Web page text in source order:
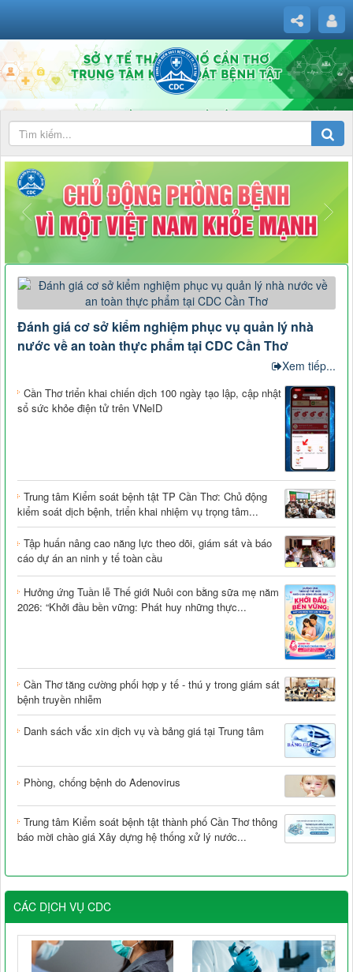
Đánh giá cơ sở kiểm nghiệm phục vụ quản lý nhà
nước về an toàn thực phẩm tại CDC Cần Thơ
Xem tiếp...
Cần Thơ triển khai chiến dịch 100 ngày tạo lập, cập nhật
sổ sức khỏe điện tử trên VNeID
Trung tâm Kiểm soát bệnh tật TP Cần Thơ: Chủ động
kiểm soát dịch bệnh, triển khai nhiệm vụ trọng tâm...
Tập huấn nâng cao năng lực theo dõi, giám sát và báo
cáo dự án an ninh y tế toàn cầu
Hưởng ứng Tuần lễ Thế giới Nuôi con bằng sữa mẹ năm
2026: “Khởi đầu bền vững: Phát huy những thực...
Cần Thơ tăng cường phối hợp y tế - thú y trong giám sát
bệnh truyền nhiễm
Danh sách vắc xin dịch vụ và bảng giá tại Trung tâm
Phòng, chống bệnh do Adenovirus
Trung tâm Kiểm soát bệnh tật thành phố Cần Thơ thông
báo mời chào giá Xây dựng hệ thống xử lý nước...
CÁC DỊCH VỤ CDC